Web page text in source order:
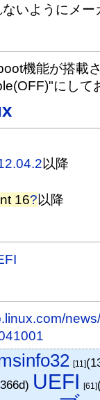
いようにメ
機能が搭載
にして
以降
16?以降
[11]
UEFI [61]